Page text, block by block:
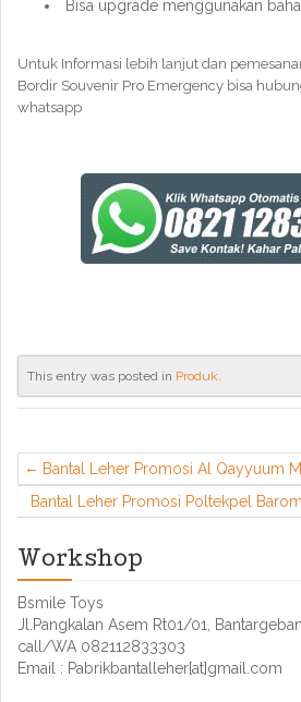
Bisa upgrade menggunakan
Untuk Informasi lebih lanjut dan
Bordir Souvenir Pro Emergency bisa
whatsapp
This entry was posted in Produk.
Bantal Leher Promosi Al Qayyuum
Bantal Leher Promosi Poltekpel
Workshop
Bsmile Toys
Jl.Pangkalan Asem Rt01/01,
call/WA 082112833303
Email : Pabrikbantalleher[at]gmail.com